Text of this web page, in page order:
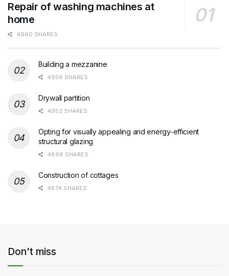
Repair of washing machines at
home
4960 SHARES
Building a mezzanine
4956 SHARES
Drywall partition
4952 SHARES
Opting for visually appealing and energy-efficient
structural glazing
4898 SHARES
Construction of cottages
4874 SHARES
Don't miss